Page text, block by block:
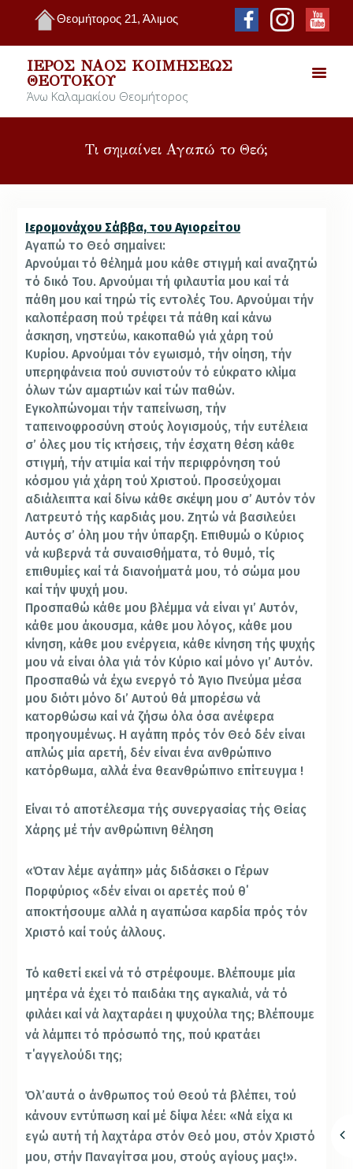
Θεομήτορος 21, Άλιμος
ΙΕΡΌΣ ΝΑΌΣ ΚΟΙΜΉΣΕΩΣ
ΘΕΟΤΌΚΟΥ
Άνω Καλαμακίου Θεομήτορος
Τι σημαίνει Αγαπώ το Θεό;
Iερομονάχου Σάββα, του Αγιορείτου
Αγαπώ το Θεό σημαίνει:
Αρνούμαι τό θέλημά μου κάθε στιγμή καί αναζητώ
τό δικό Του. Αρνούμαι τή φιλαυτία μου καί τά
πάθη μου καί τηρώ τίς εντολές Του. Αρνούμαι τήν
καλοπέραση πού τρέφει τά πάθη καί κάνω
άσκηση, νηστεύω, κακοπαθώ γιά χάρη τού
Κυρίου. Αρνούμαι τόν εγωισμό, τήν οίηση, τήν
υπερηφάνεια πού συνιστούν τό εύκρατο κλίμα
όλων τών αμαρτιών καί τών παθών.
Εγκολπώνομαι τήν ταπείνωση, τήν
ταπεινοφροσύνη στούς λογισμούς, τήν ευτέλεια
σ’ όλες μου τίς κτήσεις, τήν έσχατη θέση κάθε
στιγμή, τήν ατιμία καί τήν περιφρόνηση τού
κόσμου γιά χάρη τού Χριστού. Προσεύχομαι
αδιάλειπτα καί δίνω κάθε σκέψη μου σ’ Αυτόν τόν
Λατρευτό τής καρδιάς μου. Ζητώ νά βασιλεύει
Αυτός σ’ όλη μου τήν ύπαρξη. Επιθυμώ ο Κύριος
νά κυβερνά τά συναισθήματα, τό θυμό, τίς
επιθυμίες καί τά διανοήματά μου, τό σώμα μου
καί τήν ψυχή μου.
Προσπαθώ κάθε μου βλέμμα νά είναι γι’ Αυτόν,
κάθε μου άκουσμα, κάθε μου λόγος, κάθε μου
κίνηση, κάθε μου ενέργεια, κάθε κίνηση τής ψυχής
μου νά είναι όλα γιά τόν Κύριο καί μόνο γι’ Αυτόν.
Προσπαθώ νά έχω ενεργό τό Άγιο Πνεύμα μέσα
μου διότι μόνο δι’ Αυτού θά μπορέσω νά
κατορθώσω καί νά ζήσω όλα όσα ανέφερα
προηγουμένως. Η αγάπη πρός τόν Θεό δέν είναι
απλώς μία αρετή, δέν είναι ένα ανθρώπινο
κατόρθωμα, αλλά ένα θεανθρώπινο επίτευγμα !
Είναι τό αποτέλεσμα τής συνεργασίας τής Θείας
Χάρης μέ τήν ανθρώπινη θέληση
«Όταν λέμε αγάπη» μάς διδάσκει ο Γέρων
Πορφύριος «δέν είναι οι αρετές πού θ΄
αποκτήσουμε αλλά η αγαπώσα καρδία πρός τόν
Χριστό καί τούς άλλους.
Τό καθετί εκεί νά τό στρέφουμε. Βλέπουμε μία
μητέρα νά έχει τό παιδάκι της αγκαλιά, νά τό
φιλάει καί νά λαχταράει η ψυχούλα της; Βλέπουμε
νά λάμπει τό πρόσωπό της, πού κρατάει
τ΄αγγελούδι της;
Όλ’αυτά ο άνθρωπος τού Θεού τά βλέπει, τού
κάνουν εντύπωση καί μέ δίψα λέει: «Νά είχα κι
εγώ αυτή τή λαχτάρα στόν Θεό μου, στόν Χριστό
μου, στήν Παναγίτσα μου, στούς αγίους μας!».